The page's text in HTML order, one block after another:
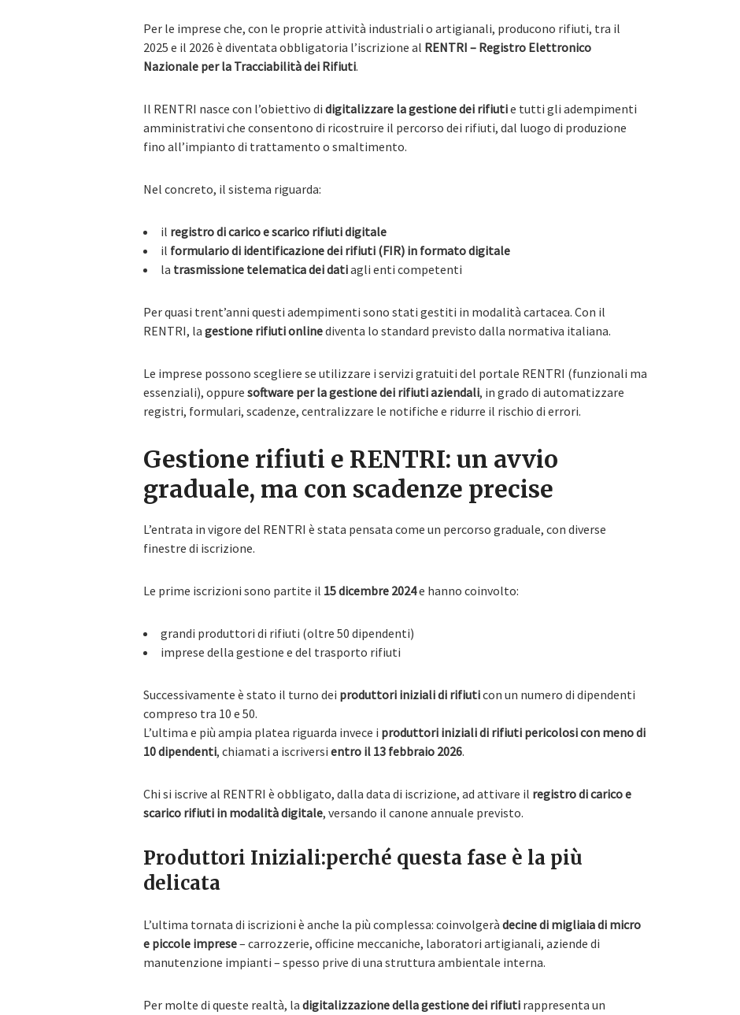
Per le imprese che, con le proprie attività industriali o artigianali, producono rifiuti, tra il
2025 e il 2026 è diventata obbligatoria l’iscrizione al RENTRI – Registro Elettronico
Nazionale per la Tracciabilità dei Rifiuti.
Il RENTRI nasce con l’obiettivo di digitalizzare la gestione dei rifiutie tutti gli adempimenti
amministrativi che consentono di ricostruire il percorso dei rifiuti, dal luogo di produzione
fino all’impianto di trattamento o smaltimento.
Nel concreto, il sistema riguarda:
il registro di carico e scarico rifiuti digitale
il formulario di identificazione dei rifiuti (FIR) in formato digitale
la trasmissione telematica dei datiagli enti competenti
Per quasi trent’anni questi adempimenti sono stati gestiti in modalità cartacea. Con il
RENTRI, la gestione rifiuti onlinediventa lo standard previsto dalla normativa italiana.
Le imprese possono scegliere se utilizzare i servizi gratuiti del portale RENTRI (funzionali ma
essenziali), oppure software per la gestione dei rifiuti aziendali, in grado di automatizzare
registri, formulari, scadenze, centralizzare le notifiche e ridurre il rischio di errori.
Gestione rifiuti e RENTRI: un avvio
graduale, ma con scadenze precise
L’entrata in vigore del RENTRI è stata pensata come un percorso graduale, con diverse
finestre di iscrizione.
Le prime iscrizioni sono partite il 15 dicembre 2024e hanno coinvolto:
grandi produttori di rifiuti (oltre 50 dipendenti)
imprese della gestione e del trasporto rifiuti
Successivamente è stato il turno dei produttori iniziali di rifiuticon un numero di dipendenti
compreso tra 10 e 50.
L’ultima e più ampia platea riguarda invece i produttori iniziali di rifiuti pericolosi con meno di
10 dipendenti, chiamati a iscriversi entro il 13 febbraio 2026.
Chi si iscrive al RENTRI è obbligato, dalla data di iscrizione, ad attivare il registro di carico e
scarico rifiuti in modalità digitale, versando il canone annuale previsto.
Produttori Iniziali:perché questa fase è la più
delicata
L’ultima tornata di iscrizioni è anche la più complessa: coinvolgerà decine di migliaia di micro
e piccole imprese– carrozzerie, officine meccaniche, laboratori artigianali, aziende di
manutenzione impianti – spesso prive di una struttura ambientale interna.
Per molte di queste realtà, la digitalizzazione della gestione dei rifiuti rappresenta un